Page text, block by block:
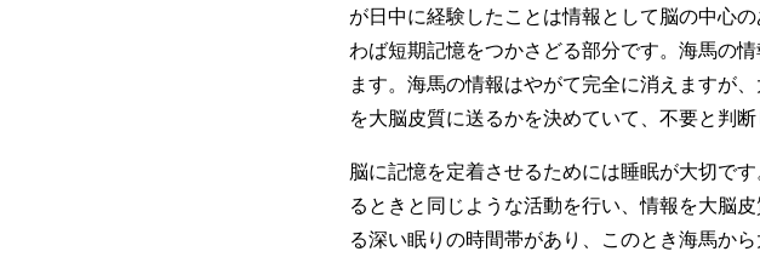
が日中に経験したことは情報として脳の中心
わば短期記憶をつかさどる部分です。海馬の
ます。海馬の情報はやがて完全に消えますが
を大脳皮質に送るかを決めていて、不要と判
脳に記憶を定着させるためには睡眠が大切で
るときと同じような活動を行い、情報を大脳
る深い眠りの時間帯があり、このとき海馬か